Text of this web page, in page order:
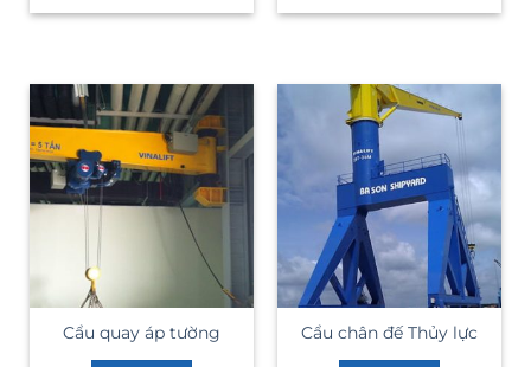
Cẩu quay áp tường Cẩu chân đế Thủy lực